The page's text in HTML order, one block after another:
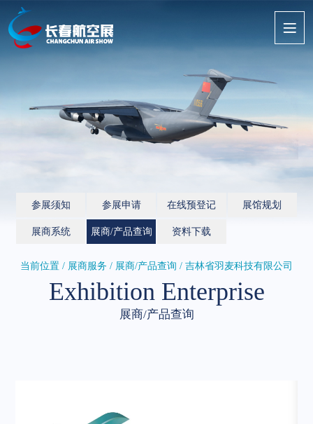
参展须知 参展申请 在线预登记 展馆规划
展商系统 展商/产品查询 资料下载
当前位置 / 展商服务 / 展商/产品查询 / 吉林省羽麦科技有限公司
Exhibition Enterprise
展商/产品查询